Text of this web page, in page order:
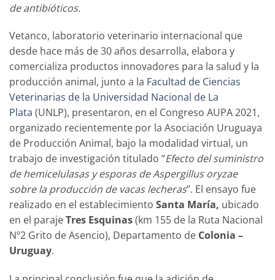
de antibióticos.
Vetanco, laboratorio veterinario internacional que
desde hace más de 30 años desarrolla, elabora y
comercializa productos innovadores para la salud y la
producción animal, junto a la Facultad de Ciencias
Veterinarias de la Universidad Nacional de La
Plata (UNLP), presentaron, en el Congreso AUPA 2021,
organizado recientemente por la Asociación Uruguaya
de Producción Animal, bajo la modalidad virtual, un
trabajo de investigación titulado “Efecto del suministro
de hemicelulasas y esporas de Aspergillus oryzae
sobre la producción de vacas lecheras”. El ensayo fue
realizado en el establecimiento Santa María, ubicado
en el parajeTres Esquinas(km 155 de la Ruta Nacional
Nº2 Grito de Asencio), Departamento de Colonia –
Uruguay.